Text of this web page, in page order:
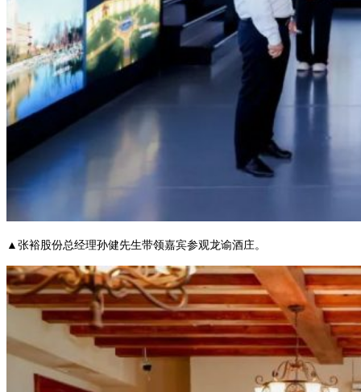
▲张裕股份总经理孙健先生带领嘉宾参观龙谕酒庄。